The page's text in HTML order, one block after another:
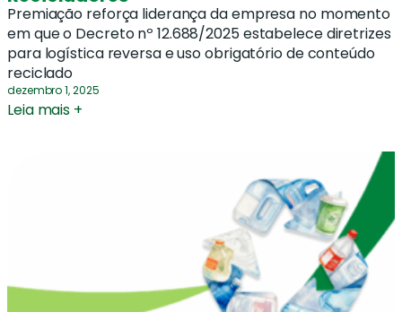
Premiação reforça liderança da empresa no momento
em que o Decreto nº 12.688/2025 estabelece diretrizes
para logística reversa e uso obrigatório de conteúdo
reciclado
dezembro 1, 2025
Leia mais +